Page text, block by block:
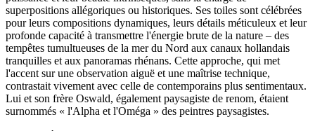
superpositions allégoriques ou historiques. Ses toiles sont célébrées
pour leurs compositions dynamiques, leurs détails méticuleux et leur
profonde capacité à transmettre l'énergie brute de la nature – des
tempêtes tumultueuses de la mer du Nord aux canaux hollandais
tranquilles et aux panoramas rhénans. Cette approche, qui met
l'accent sur une observation aiguë et une maîtrise technique,
contrastait vivement avec celle de contemporains plus sentimentaux.
Lui et son frère Oswald, également paysagiste de renom, étaient
surnommés « l'Alpha et l'Oméga » des peintres paysagistes.